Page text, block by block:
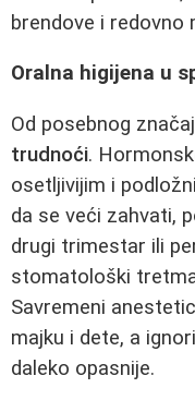
brendove i redovno
Oralna higijena u
Od posebnog
trudnoći.
osetljivijim i
da se veći zahvati,
drugi trimestar ili
stomatološki
Savremeni
majku i dete, a
daleko opasnije.